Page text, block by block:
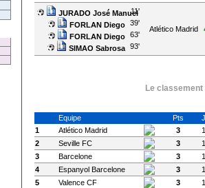
JURADO José Manuel
11'
FORLAN Diego
39'
FORLAN Diego
63'
SIMAO Sabrosa
93'
Atlético Madrid
Le classement
Equipe Pts
J
1
Atlético Madrid 3
1
2
Seville FC 3
1
3
Barcelone 3
1
4
Espanyol Barcelone 3
1
5
Valence CF 3
1